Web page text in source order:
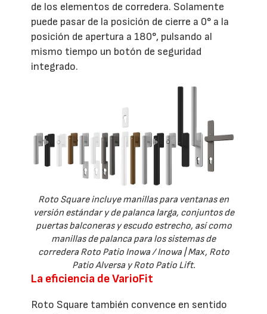
de los elementos de corredera. Solamente
puede pasar de la posición de cierre a 0° a la
posición de apertura a 180°, pulsando al
mismo tiempo un botón de seguridad
integrado.
Roto Square incluye manillas para ventanas en
versión estándar y de palanca larga, conjuntos de
puertas balconeras y escudo estrecho, así como
manillas de palanca para los sistemas de
corredera Roto Patio Inowa / Inowa | Max, Roto
Patio Alversa y Roto Patio Lift.
La eficiencia de VarioFit
Roto Square también convence en sentido